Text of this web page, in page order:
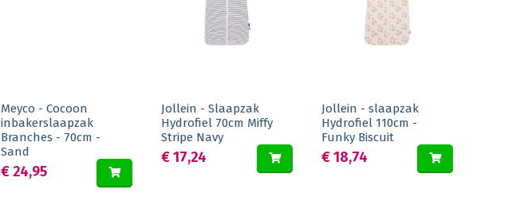
Meyco - Cocoon
inbakerslaapzak
Branches - 70cm -
Sand
€ 24,95
Jollein - Slaapzak
Hydrofiel 70cm Miffy
Stripe Navy
€ 17,24
Jollein - slaapzak
Hydrofiel 110cm -
Funky Biscuit
€ 18,74